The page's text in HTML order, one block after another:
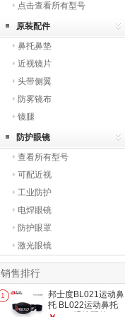
点击查看所有型号
原装配件
鼻托鼻垫
近视镜片
头带侧翼
防雾镜布
镜腿
防护眼镜
查看所有型号
可配近视
工业防护
电焊眼镜
防护眼罩
激光眼镜
销售排行
1
邦士度BL021运动鼻
托 BL022运动鼻托